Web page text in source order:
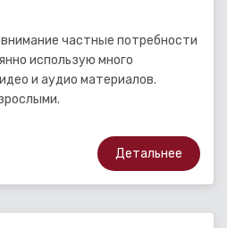
частные потребности
использую много
и аудио материалов.
Детальнее